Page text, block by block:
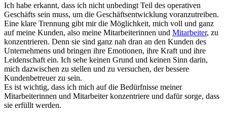
Ich habe erkannt, dass ich nicht unbedingt Teil des operativen
Geschäfts sein muss, um die Geschäftsentwicklung voranzutreiben.
Eine klare Trennung gibt mir die Möglichkeit, mich voll und ganz
auf meine Kunden, also meine Mitarbeiterinnen und Mitarbeiter, zu
konzentrieren. Denn sie sind ganz nah dran an den Kunden des
Unternehmens und bringen ihre Emotionen, ihre Kraft und ihre
Leidenschaft ein. Ich sehe keinen Grund und keinen Sinn darin,
mich dazwischen zu stellen und zu versuchen, der bessere
Kundenbetreuer zu sein.
Es ist wichtig, dass ich mich auf die Bedürfnisse meiner
Mitarbeiterinnen und Mitarbeiter konzentriere und dafür sorge, dass
sie erfüllt werden.